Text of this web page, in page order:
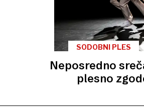
SODOBNI PLES
Neposredno
plesno